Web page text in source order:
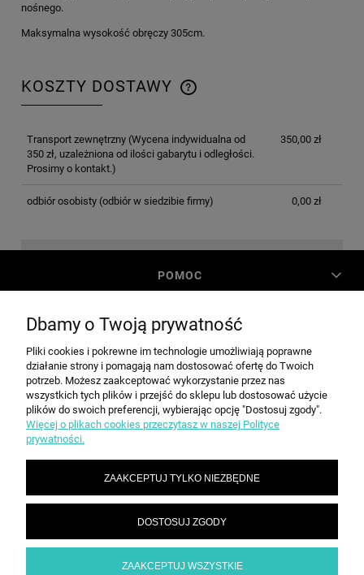
nośnego.
Maksymalna wysokość obręczy 305cm.
KOSZTY DOSTAWY
CENA NIE ZAWIERA EWENTUALNYCH KOSZTÓW
Transport zewnętrzny(Wycena indywidualna od
350 zł, uzależniona od ilości gabarytu i odległości.
Prosimy o kontakt.)
350,00 zł
odbiór osobisty(odbiór w siedzibie firmy) 0,00 zł
POMOC
MOJE KONTO
PŁATNOŚCI I DOSTAWA
INFORMACJE
O NAS
SPEED grupa Sp. z o.o. | ul. Parkowa 12, 05-200 Wołomin |sekretariat@spd.pl
Dbamy o Twoją prywatność
Pliki cookies i pokrewne im technologie umożliwiają poprawne
działanie strony i pomagają nam dostosować ofertę do Twoich
potrzeb. Możesz zaakceptować wykorzystanie przez nas
wszystkich tych plików i przejść do sklepu lub dostosować użycie
plików do swoich preferencji, wybierając opcję "Dostosuj zgody".
Więcej o plikach cookies przeczytasz w naszej Polityce
prywatności.
ZAAKCEPTUJ TYLKO NIEZBĘDNE
DOSTOSUJ ZGODY
ZAAKCEPTUJ WSZYSTKIE